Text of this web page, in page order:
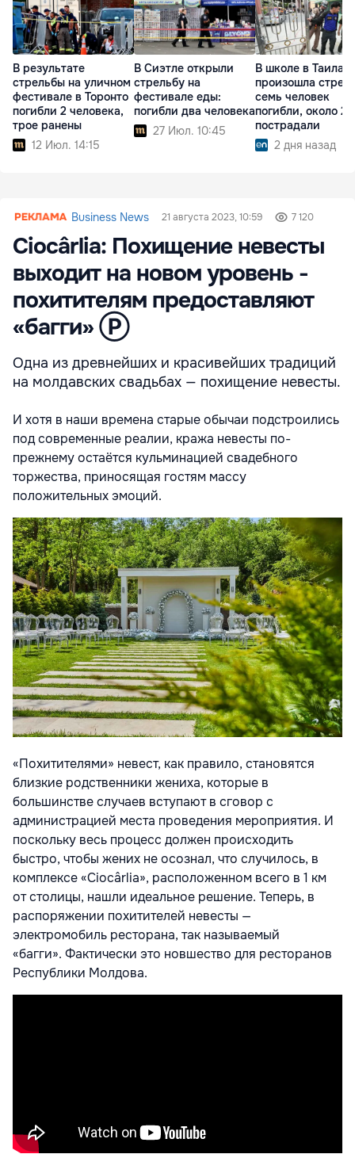
В результате
стрельбы на уличном
фестивале в Торонто
погибли 2 человека,
трое ранены
12 Июл. 14:15
В Сиэтле открыли
стрельбу на
фестивале еды:
погибли два человека
27 Июл. 10:45
В школе в
произошла
семь человек
погибли, около 20
пострадали
2 дня назад
Business News 21 августа 2023, 10:59 7 120
Ciocârlia: Похищение невесты
выходит на новом уровень -
похитителям предоставляют
«багги» Ⓟ
Одна из древнейших и красивейших традиций
на молдавских свадьбах — похищение невесты.
И хотя в наши времена старые обычаи подстроились
под современные реалии, кража невесты по-
прежнему остаётся кульминацией свадебного
торжества, приносящая гостям массу
положительных эмоций.
«Похитителями» невест, как правило, становятся
близкие родственники жениха, которые в
большинстве случаев вступают в сговор с
администрацией места проведения мероприятия. И
поскольку весь процесс должен происходить
быстро, чтобы жених не осознал, что случилось, в
комплексе «Ciocârlia», расположенном всего в 1 км
от столицы, нашли идеальное решение. Теперь, в
распоряжении похитителей невесты —
электромобиль ресторана, так называемый
«багги». Фактически это новшество для ресторанов
Республики Молдова.